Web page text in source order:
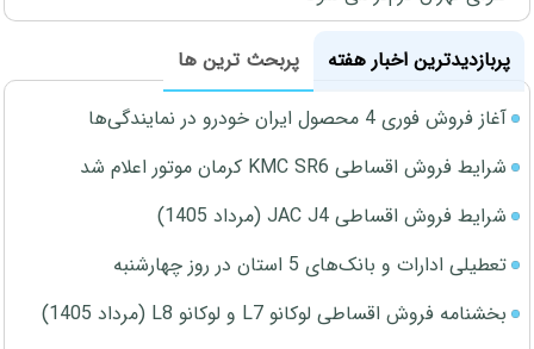
پربازدیدترین اخبار هفته
پربحث ترین ها
آغاز فروش فوری 4 محصول ایران خودرو در نمایندگی‌ها
شرایط فروش اقساطی KMC SR6 کرمان موتور اعلام شد
شرایط فروش اقساطی JAC J4 (مرداد 1405)
تعطیلی ادارات و بانک‌های 5 استان در روز چهارشنبه
بخشنامه فروش اقساطی لوکانو L7 و لوکانو L8 (مرداد 1405)